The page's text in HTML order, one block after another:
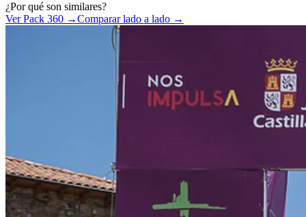
¿Por qué son similares?
Ver Pack 360 →Comparar lado a lado →